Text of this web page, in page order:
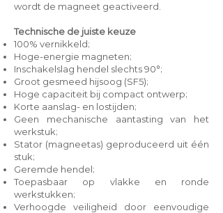
wordt de magneet geactiveerd.
Technische de juiste keuze
100% vernikkeld;
Hoge-energie magneten;
Inschakelslag hendel slechts 90°;
Groot gesmeed hijsoog (SF5);
Hoge capaciteit bij compact ontwerp;
Korte aanslag- en lostijden;
Geen mechanische aantasting van het
werkstuk;
Stator (magneetas) geproduceerd uit één
stuk;
Geremde hendel;
Toepasbaar op vlakke en ronde
werkstukken;
Verhoogde veiligheid door eenvoudige